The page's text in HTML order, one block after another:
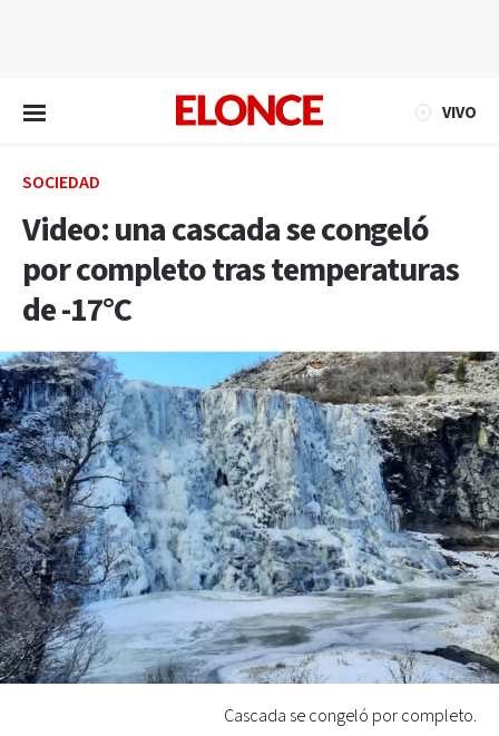
VIVO
SOCIEDAD
Video: una cascada se congeló
por completo tras temperaturas
de -17°C
Cascada se congeló por completo.